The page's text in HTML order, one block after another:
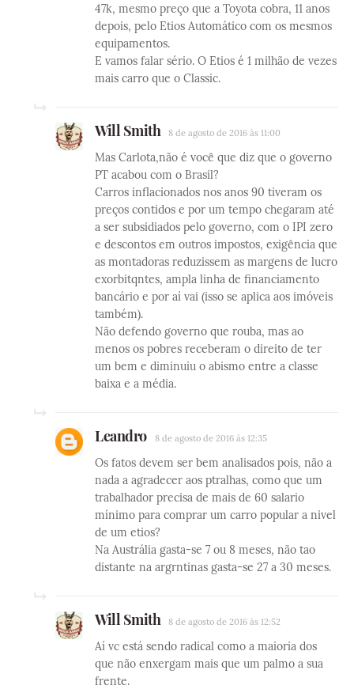
47k, mesmo preço que a Toyota cobra, 11 anos
depois, pelo Etios Automático com os mesmos
equipamentos.
E vamos falar sério. O Etios é 1 milhão de vezes
mais carro que o Classic.
Will Smith 8 de agosto de 2016 às 11:00
Mas Carlota,não é você que diz que o governo
PT acabou com o Brasil?
Carros inflacionados nos anos 90 tiveram os
preços contidos e por um tempo chegaram até
a ser subsidiados pelo governo, com o IPI zero
e descontos em outros impostos, exigência que
as montadoras reduzissem as margens de lucro
exorbitqntes, ampla linha de financiamento
bancário e por aí vai (isso se aplica aos imóveis
também).
Não defendo governo que rouba, mas ao
menos os pobres receberam o direito de ter
um bem e diminuiu o abismo entre a classe
baixa e a média.
Leandro 8 de agosto de 2016 às 12:35
Os fatos devem ser bem analisados pois, não a
nada a agradecer aos ptralhas, como que um
trabalhador precisa de mais de 60 salario
mínimo para comprar um carro popular a nivel
de um etios?
Na Austrália gasta-se 7 ou 8 meses, não tao
distante na argrntinas gasta-se 27 a 30 meses.
Will Smith 8 de agosto de 2016 às 12:52
Aí vc está sendo radical como a maioria dos
que não enxergam mais que um palmo a sua
frente.